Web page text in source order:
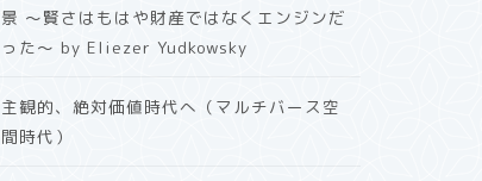
景 〜賢さはもはや財産ではなくエンジンだ
った〜 by Eliezer Yudkowsky
主観的、絶対価値時代へ（マルチバース空
間時代）